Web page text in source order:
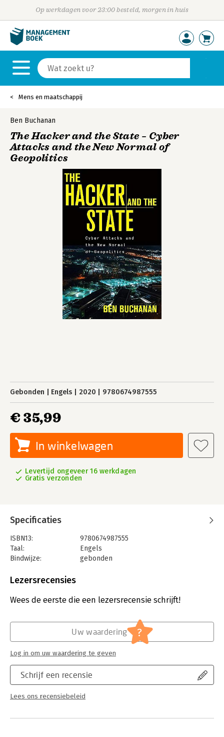
Op werkdagen voor 23:00 besteld, morgen in huis
Mens en maatschappij
Ben Buchanan
The Hacker and the State – Cyber
Attacks and the New Normal of
Geopolitics
Gebonden Engels 2020 9780674987555
€ 35,99
In winkelwagen
Levertijd ongeveer 16 werkdagen
Gratis verzonden
Specificaties
ISBN13:
9780674987555
Taal:
Engels
Bindwijze:
gebonden
Uitgever:
Lezersrecensies
Wees de eerste die een lezersrecensie schrijft!
Schrijf een recensie
Lees ons recensiebeleid
Uw waardering ?
Log in om uw waardering te geven